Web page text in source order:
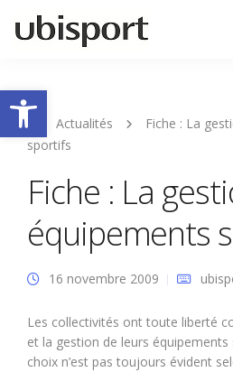
Ouvrir la barre
Actualités
Fiche : La
sportifs
Fiche : La
équipements
16 novembre 2009
Les collectivités ont toute liberté
et la gestion de leurs
choix n’est pas toujours évident